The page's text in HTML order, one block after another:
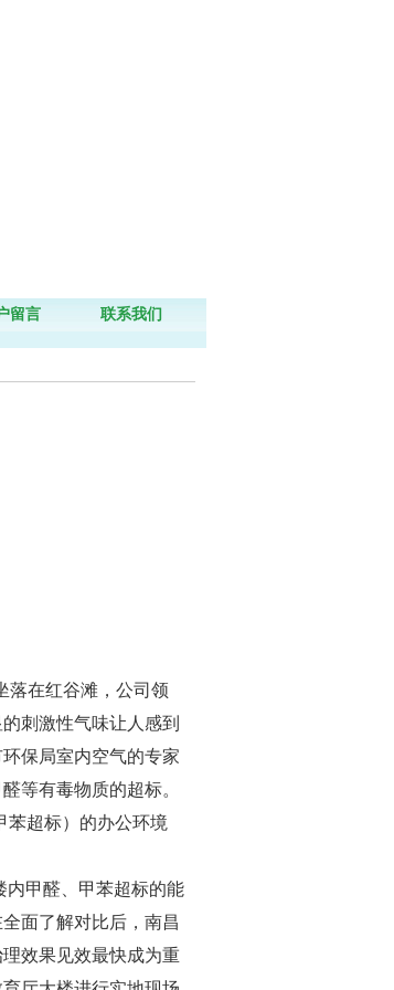
留言 联系我们
落在红谷滩，公司领
刺激性气味让人感到
保局室内空气的专家
等有毒物质的超标。
超标）的办公环境
甲醛、甲苯超标的能
面了解对比后，南昌
效果见效最快成为重